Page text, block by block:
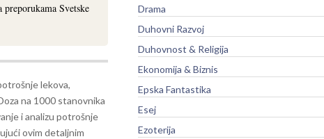
Svetske
lekova,
na 1000 stanovnika
i analizu potrošnje
ovim detaljnim
Drama
Duhovni Razvoj
Duhovnost & Religija
Ekonomija & Biznis
Epska Fantastika
Esej
Ezoterija